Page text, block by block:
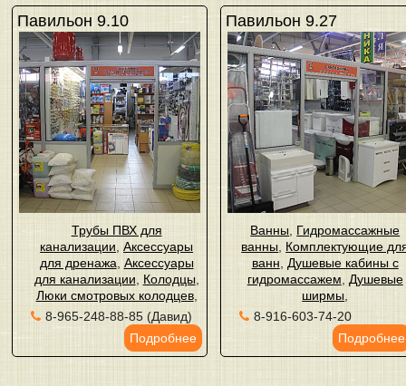
Павильон 9.10
Трубы ПВХ для
канализации ,Аксессуары
для дренажа Аксессуары
для канализации
Колодцы,
Люки смотровых колодцев,
8-965-248-88-85 (Давид)
Подробнее
Павильон 9.27
Ванны Гидромассажные
ванны Комплектующие
ванн Душевые кабины с
гидромассажем
Душевые
ширмы
8-916-603-74-20
Подробнее